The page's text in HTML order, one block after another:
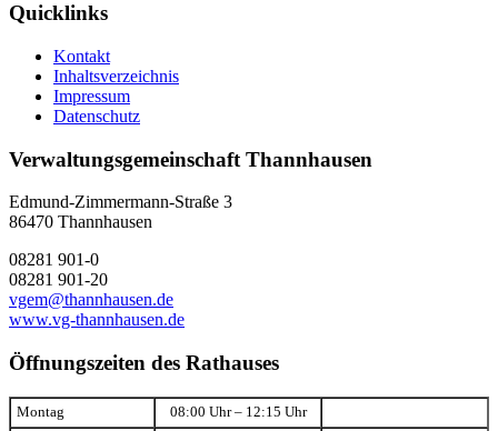
Quicklinks
Kontakt
Inhaltsverzeichnis
Impressum
Datenschutz
Verwaltungsgemeinschaft Thannhausen
Edmund-Zimmermann-Straße 3
86470 Thannhausen
08281 901-0
08281 901-20
vgem@thannhausen.de
www.vg-thannhausen.de
Öffnungszeiten des Rathauses
Montag 08:00 Uhr – 12:15 Uhr